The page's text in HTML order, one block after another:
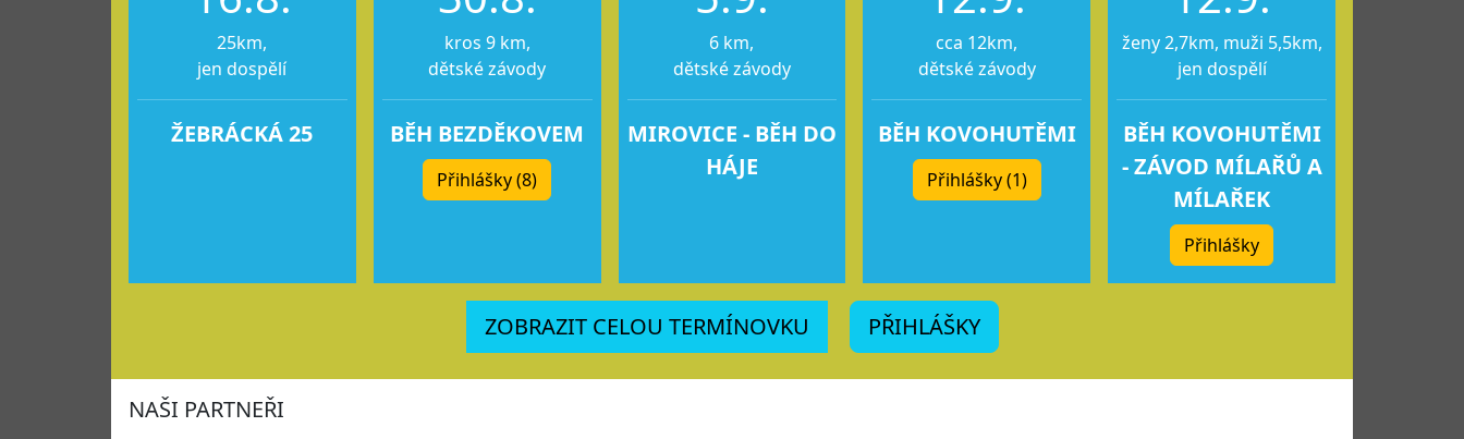
25km,
jen dospělí
ŽEBRÁCKÁ 25
kros 9 km,
dětské závody
BĚH BEZDĚKOVEM
Přihlášky (8)
6 km,
dětské závody
MIROVICE - BĚH DO
HÁJE
cca 12km,
dětské závody
BĚH KOVOHUTĚMI
Přihlášky (1)
ženy 2,7km, muži 5,5km,
jen dospělí
BĚH KOVOHUTĚMI
- ZÁVOD MÍLAŘŮ A
MÍLAŘEK
Přihlášky
ZOBRAZIT CELOU TERMÍNOVKU PŘIHLÁŠKY
NAŠI PARTNEŘI